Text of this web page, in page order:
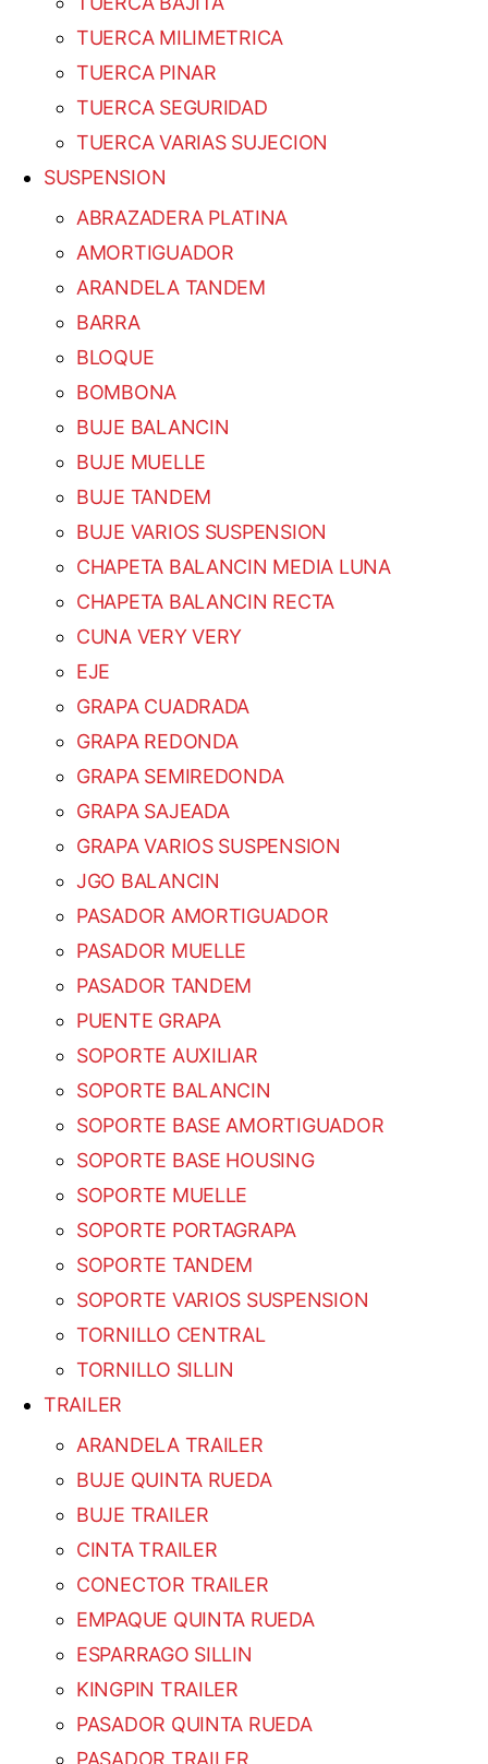
TUERCA MILIMETRICA
TUERCA PINAR
TUERCA SEGURIDAD
TUERCA VARIAS SUJECION
SUSPENSION
ABRAZADERA PLATINA
AMORTIGUADOR
ARANDELA TANDEM
BARRA
BLOQUE
BOMBONA
BUJE BALANCIN
BUJE MUELLE
BUJE TANDEM
BUJE VARIOS SUSPENSION
CHAPETA BALANCIN MEDIA LUNA
CHAPETA BALANCIN RECTA
CUNA VERY VERY
EJE
GRAPA CUADRADA
GRAPA REDONDA
GRAPA SEMIREDONDA
GRAPA SAJEADA
GRAPA VARIOS SUSPENSION
JGO BALANCIN
PASADOR AMORTIGUADOR
PASADOR MUELLE
PASADOR TANDEM
PUENTE GRAPA
SOPORTE AUXILIAR
SOPORTE BALANCIN
SOPORTE BASE AMORTIGUADOR
SOPORTE BASE HOUSING
SOPORTE MUELLE
SOPORTE PORTAGRAPA
SOPORTE TANDEM
SOPORTE VARIOS SUSPENSION
TORNILLO CENTRAL
TORNILLO SILLIN
TRAILER
ARANDELA TRAILER
BUJE QUINTA RUEDA
BUJE TRAILER
CINTA TRAILER
CONECTOR TRAILER
EMPAQUE QUINTA RUEDA
ESPARRAGO SILLIN
KINGPIN TRAILER
PASADOR QUINTA RUEDA
PASADOR TRAILER